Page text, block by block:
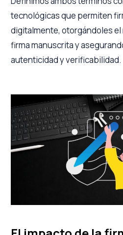
tecnológicas que permiten
digitalmente, otorgándoles el
firma manuscrita y
autenticidad y verificabilidad.